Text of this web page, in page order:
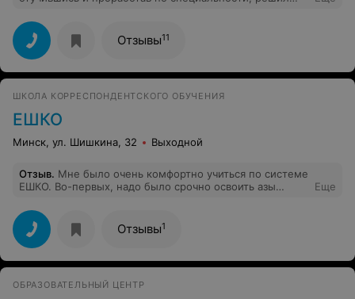
верстка (HTML, CSS), я практически с нуля научился
создавать сайты. Преподаватель очень грамотный,
объяснял всё очень доступно. Огромное спасибо за
полученные знания!
Отзывы11
ШКОЛА КОРРЕСПОНДЕНТСКОГО ОБУЧЕНИЯ
ЕШКО
Минск, ул. Шишкина, 32 Выходной
Отзыв. Мне было очень комфортно учиться по системе
ЕШКО. Во-первых, надо было срочно освоить азы
меня не было. Во-вторых, очень доступно и интересно
изложен материал (польский - мой 3й иностранный ,
так что есть с чем сравнивать). В-третьих. понравилась
работа с удаленным преподавателем. Очень
современный подход.
Еще
Отзывы1
ОБРАЗОВАТЕЛЬНЫЙ ЦЕНТР